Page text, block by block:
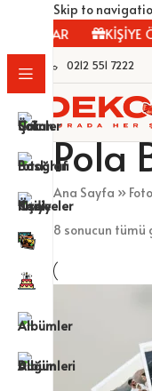
Skip to
KİŞİYE
0212 551 7222
Pola
Ana Sayfa »
8 sonucun